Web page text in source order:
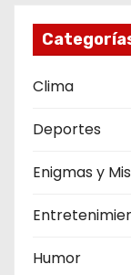
Clima
Deportes
Enigmas y
Humor